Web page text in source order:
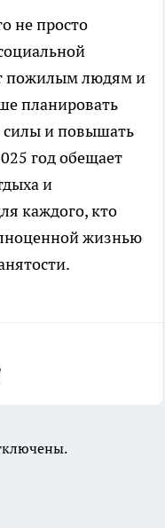
не просто
пожилым людям и
планировать
силы и повышать
год обещает
и
каждого, кто
жизнью